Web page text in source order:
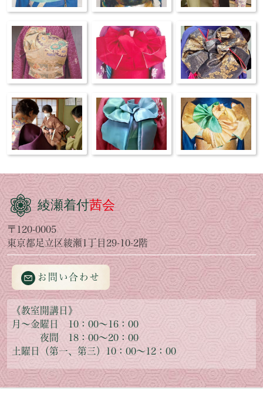
綾瀬着付茜会
〒120-0005
東京都足立区綾瀬1丁目29-10-2階
お問い合わせ
《教室開講日》
月～金曜日 10：00～16：00
夜間 18：00～20：00
土曜日（第一、第三）10：00～12：00